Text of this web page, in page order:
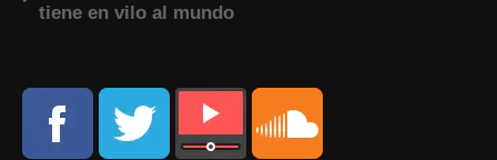
tiene en vilo al mundo